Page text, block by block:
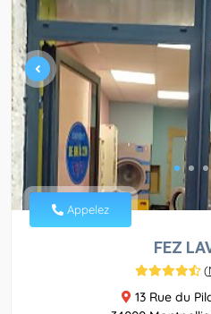
Appelez
FEZ
(
13 Rue du